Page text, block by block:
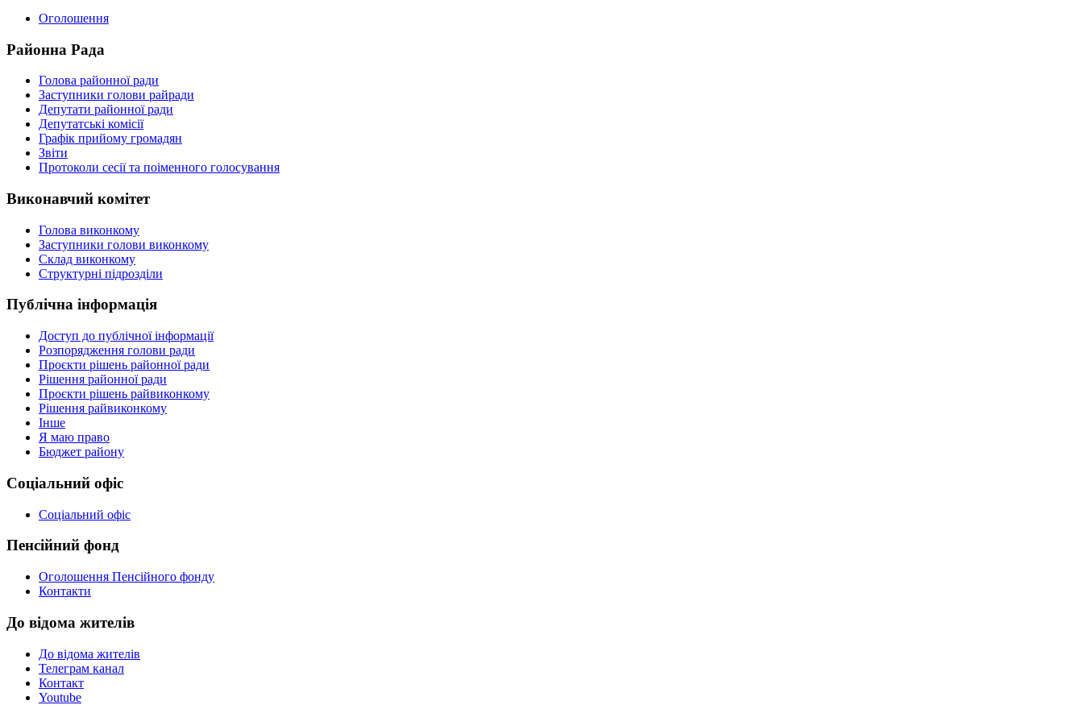
Оголошення
Районна Рада
Голова районної ради
Заступники голови райради
Депутати районної ради
Депутатські комісії
Графік прийому громадян
Звіти
Протоколи сесії та поіменного голосування
Виконавчий комітет
Голова виконкому
Заступники голови виконкому
Склад виконкому
Структурні підрозділи
Публічна інформація
Доступ до публічної інформації
Розпорядження голови ради
Проєкти рішень районної ради
Рішення районної ради
Проєкти рішень райвиконкому
Рішення райвиконкому
Інше
Я маю право
Бюджет району
Соціальний офіс
Соціальний офіс
Пенсійний фонд
Оголошення Пенсійного фонду
Контакти
До відома жителів
До відома жителів
Телеграм канал
Контакт
Youtube